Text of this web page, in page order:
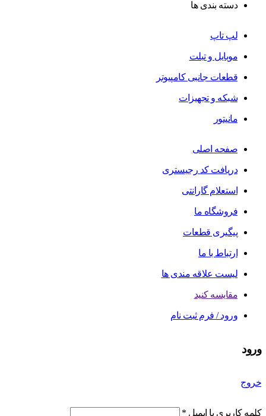
دسته بندی ها
لپ تاپ
موبایل و تبلت
قطعات جانبی کامپیوتر
شبکه و تجهیزات
مانیتور
صفحه اصلی
دریافت کد رجیستری
استعلام گارانتی
فروشگاه ما
پیگیری قطعات
ارتباط با ما
لیست علاقه مندی ها
مقایسه کنید
ورود / فرم ثبت نام
ورود
خروج
کلمه کاربری یا ایمیل *